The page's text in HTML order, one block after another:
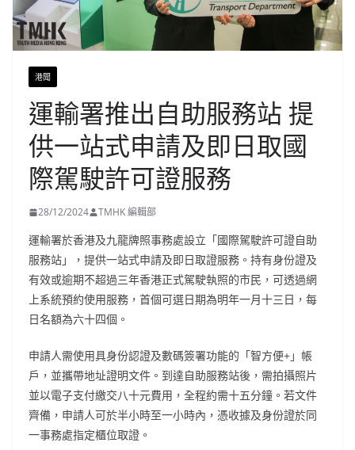
港聞
運輸署推出自助服務站 提
供一站式申請及即日取國
際駕駛許可證服務
28/12/2024 TMHK 編輯部
運輸署於香港及九龍牌照事務處設立「國際駕駛許可證自助
服務站」，提供一站式申請及即日取證服務。持有身份證及
有效或逾期不超過三年香港正式駕駛執照的市民，可透過網
上系統預約使用服務，首個可選日期為明年一月十三日，每
日名額為六十四個。
申請人需使用具身份認證及數碼簽署功能的「智方便+」帳
戶，並攜帶地址證明文件。到達自助服務站後，需拍攝照片
並以電子支付繳交八十元費用，全程約需十五分鐘。若文件
齊備，申請人可於半小時至一小時內，憑收據及身份證於同
一事務處指定櫃位取證。